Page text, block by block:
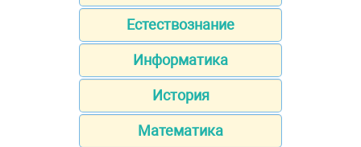
Естествознание
Информатика
История
Математика